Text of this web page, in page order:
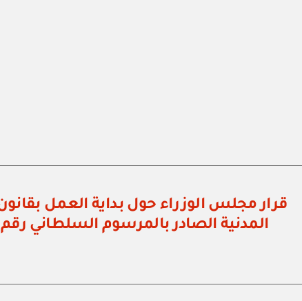
قرار مجلس الوزراء حول بداية العمل
المدنية الصادر بالمرسوم السلطاني رقم ١٢٠ / ٢٠٠٤